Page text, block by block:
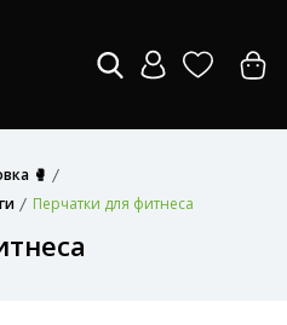
🥊
Перчатки для фитнеса